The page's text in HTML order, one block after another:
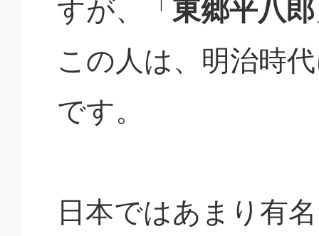
すが、「 東郷平八郎
この人は、明治時
です。
日本ではあまり有